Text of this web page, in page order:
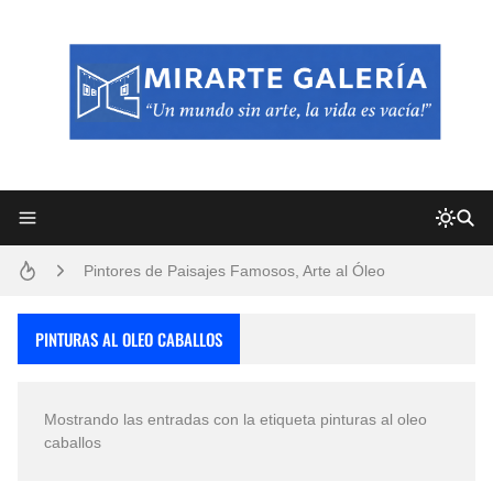
Pintores de Paisajes Famosos, Arte al Óleo
PINTURAS AL OLEO CABALLOS
Mostrando las entradas con la etiqueta pinturas al oleo
caballos